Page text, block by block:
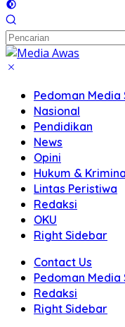
Pedoman Media
Nasional
Pendidikan
News
Opini
Hukum &
Lintas Peristiwa
Redaksi
OKU
Right Sidebar
Contact Us
Pedoman Media
Redaksi
Right Sidebar